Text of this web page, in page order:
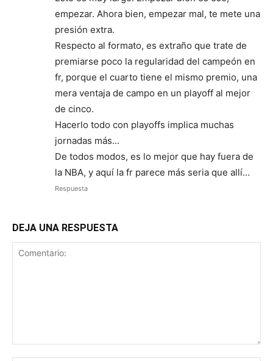
empezar. Ahora bien, empezar mal, te mete una
presión extra.
Respecto al formato, es extraño que trate de
premiarse poco la regularidad del campeón en
fr, porque el cuarto tiene el mismo premio, una
mera ventaja de campo en un playoff al mejor
de cinco.
Hacerlo todo con playoffs implica muchas
jornadas más…
De todos modos, es lo mejor que hay fuera de
la NBA, y aquí la fr parece más seria que allí…
Respuesta
DEJA UNA RESPUESTA